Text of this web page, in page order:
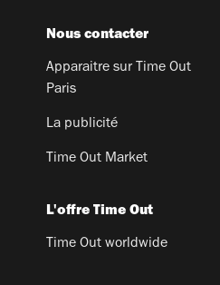
Nous contacter
Apparaitre sur Time Out
Paris
La publicité
Time Out Market
L'offre Time Out
Time Out worldwide